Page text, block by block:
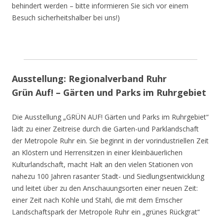
behindert werden – bitte informieren Sie sich vor einem
Besuch sicherheitshalber bei uns!)
Ausstellung: Regionalverband Ruhr
Grün Auf! – Gärten und Parks im Ruhrgebiet
Die Ausstellung „GRÜN AUF! Gärten und Parks im Ruhrgebiet“
lädt zu einer Zeitreise durch die Garten-und Parklandschaft
der Metropole Ruhr ein. Sie beginnt in der vorindustriellen Zeit
an Klöstern und Herrensitzen in einer kleinbäuerlichen
Kulturlandschaft, macht Halt an den vielen Stationen von
nahezu 100 Jahren rasanter Stadt- und Siedlungsentwicklung
und leitet über zu den Anschauungsorten einer neuen Zeit:
einer Zeit nach Kohle und Stahl, die mit dem Emscher
Landschaftspark der Metropole Ruhr ein „grünes Rückgrat“